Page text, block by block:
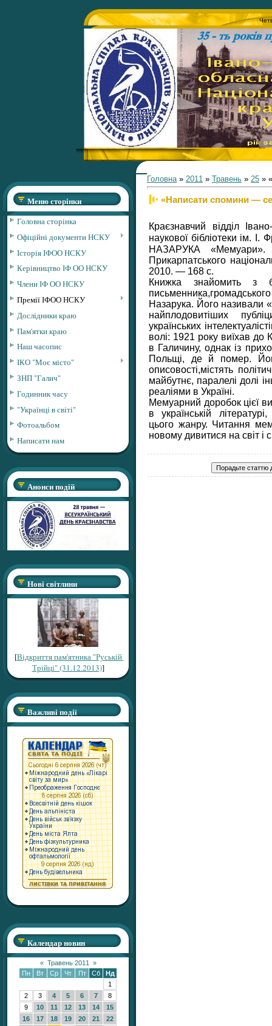
Меню сторінки
Головна сторінка
Офіційні документи НСКУ
Історія ІФОО НСКУ
Керівництво ІФ ОО НСКУ
Члени ІФ ОО НСКУ
Премії ІФОО НСКУ
Дослідники краю
Пам'ятки краю
Наш часопис
ІКО "Моє місто"
ЗНП "Галич"
Годинник часу
"Українці в світі"
Фотоальбом
Написати нам
Анонси подій
Нові світлини
[Відкриття пам'ятника "Руській
Трійці" (31.12.2013)]
Важливі події
Календар новин
« Травень 2011
»
Пн
Вт Ср Чт Пт Сб
Нд
1
2
3 4 5 6 7
8
9
10 11 12 13 14
15
16
17 18 19 20 21
22
Головна» 2011 » Травень » 25 »
«Написати спомини —
Краєзнавчий відділ
наукової бібліотеки ім.
НАЗАРУКА
Прикарпатського
2010. — 168 с.
Книжка знайомить з
Назарука. Його називали
найплодовитіших
українських
волі: 1921 року виїхав
в Галичину, однак із
Польщі, де й помер.
описовості,містять
майбутнє, паралелі долі
реаліями в Україні.
Мемуарний доробок цієї
в українській
цього жанру. Читання
новому дивитися на світ і